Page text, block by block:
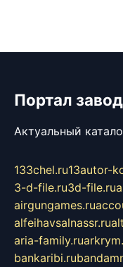
Портал
Актуальный
133chel.ru13autor-
3-d-file.ru3d-file.ru
airgungames.ru
alfeihavsalnassr.ru
aria-family.ru
bankaribi.ru